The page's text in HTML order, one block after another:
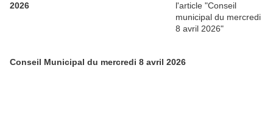
2026
Conseil Municipal du mercredi 8 avril 2026